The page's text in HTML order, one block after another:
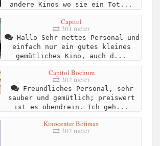
andere Kinos wo sie ein Tot...
Capitol
301 meter
Hallo Sehr nettes Personal und
einfach nur ein gutes kleines
gemütliches Kino, auch d...
Capitol Bochum
302 meter
Freundliches Personal, sehr
sauber und gemütlich; preiswert
ist es obendrein. Ich geh...
Kinocenter Bofimax
302 meter